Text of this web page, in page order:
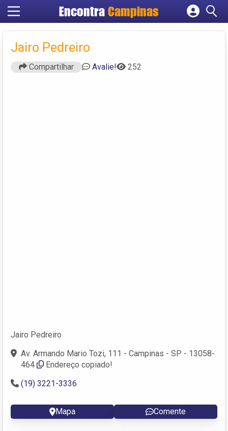
Encontra Campinas
Cadastrar empresa
Jairo Pedreiro
Compartilhar Avalie! 252
Jairo Pedreiro
Av. Armando Mario Tozi, 111 - Campinas - SP - 13058-
464
Endereço copiado!
(19) 3221-3336
Mapa Comente